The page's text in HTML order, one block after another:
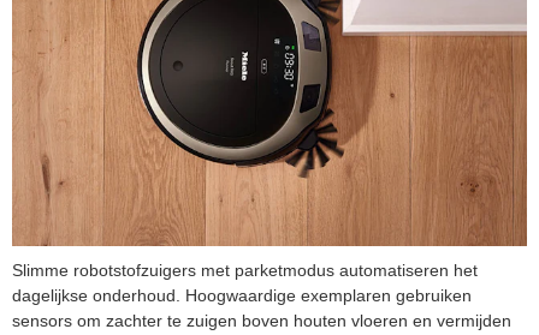
Slimme robotstofzuigers met parketmodus automatiseren het
dagelijkse onderhoud. Hoogwaardige exemplaren gebruiken
sensors om zachter te zuigen boven houten vloeren en vermijden